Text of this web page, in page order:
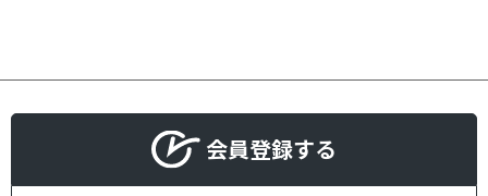
会員登録する